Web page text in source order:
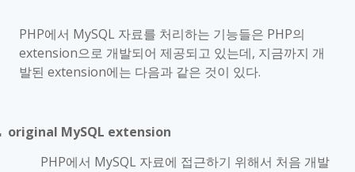
PHP에서 MySQL 자료를 처리하는 기능들은 PHP의
extension으로 개발되어 제공되고 있는데, 지금까지 개
발된 extension에는 다음과 같은 것이 있다.
original MySQL extension
PHP에서 MySQL 자료에 접근하기 위해서 처음 개발